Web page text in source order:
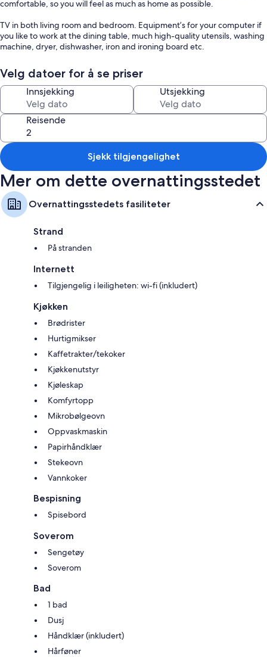
comfortable, so you will feel as much as home as possible.
TV in both living room and bedroom. Equipment’s for your computer if
you like to work at the dining table, much high-quality utensils, washing
machine, dryer, dishwasher, iron and ironing board etc.
Velg datoer for å se priser
Innsjekking Utsjekking
Reisende
Sjekk tilgjengelighet
Mer om dette overnattingsstedet
Overnattingsstedets fasiliteter
Strand
På stranden
Internett
Tilgjengelig i leiligheten: wi-fi (inkludert)
Kjøkken
Brødrister
Hurtigmikser
Kaffetrakter/tekoker
Kjøkkenutstyr
Kjøleskap
Komfyrtopp
Mikrobølgeovn
Oppvaskmaskin
Papirhåndklær
Stekeovn
Vannkoker
Bespisning
Spisebord
Soverom
Sengetøy
Soverom
Bad
1 bad
Dusj
Håndklær (inkludert)
Hårføner